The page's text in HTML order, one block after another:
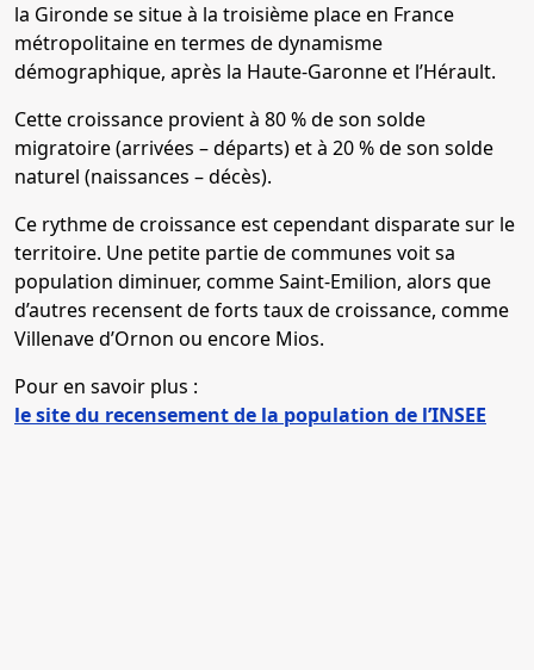
la Gironde se situe à la troisième place en France
métropolitaine en termes de dynamisme
démographique, après la Haute-Garonne et l’Hérault.
Cette croissance provient à 80 % de son solde
migratoire (arrivées – départs) et à 20 % de son solde
naturel (naissances – décès).
Ce rythme de croissance est cependant disparate sur le
territoire. Une petite partie de communes voit sa
population diminuer, comme Saint-Emilion, alors que
d’autres recensent de forts taux de croissance, comme
Villenave d’Ornon ou encore Mios.
Pour en savoir plus :
le site du recensement de la population de l’INSEE